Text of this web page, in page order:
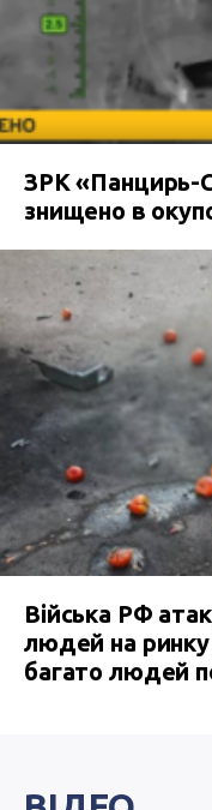
ЗРК «Панцирь-
знищено в
Війська РФ
людей на ринку
багато людей